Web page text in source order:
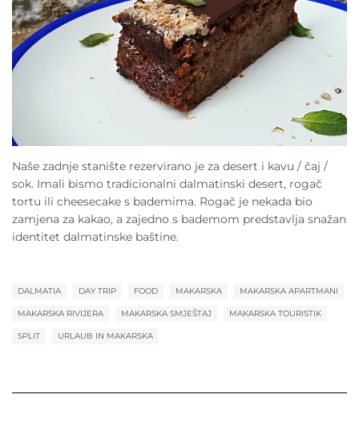
Naše zadnje stanište rezervirano je za desert i kavu / čaj /
sok. Imali bismo tradicionalni dalmatinski desert, rogač
tortu ili cheesecake s bademima. Rogač je nekada bio
zamjena za kakao, a zajedno s bademom predstavlja snažan
identitet dalmatinske baštine.
DALMATIA DAY TRIP FOOD MAKARSKA MAKARSKA APARTMANI
MAKARSKA RIVIJERA MAKARSKA SMJEŠTAJ MAKARSKA TOURISTIK
SPLIT URLAUB IN MAKARSKA